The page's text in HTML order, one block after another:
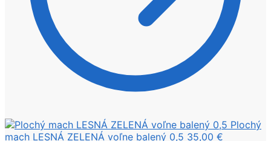
Plochý
mach LESNÁ ZELENÁ voľne balený 0,5 35,00 €